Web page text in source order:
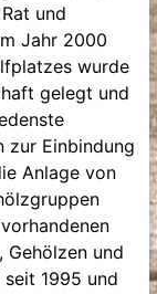
und
Jahr 2000
wurde
gelegt und
zur Einbindung
Anlage von
Gehölzen und
1995 und